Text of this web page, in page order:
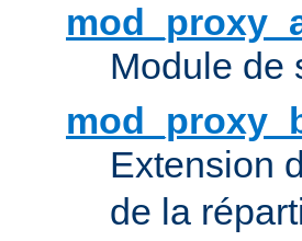
Module de
Extension
de la